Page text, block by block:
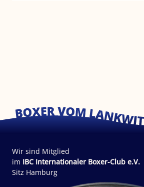
Wir sind Mitglied
im IBC Internationaler Boxer-Club e.V.
Sitz Hamburg